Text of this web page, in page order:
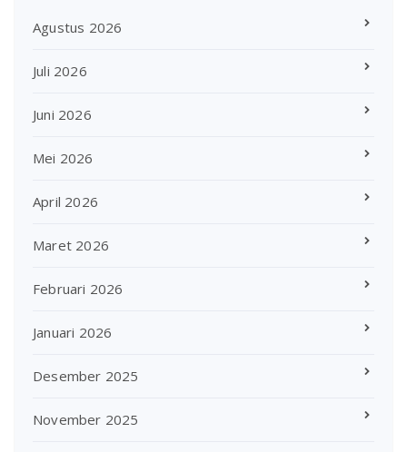
Agustus 2026
Juli 2026
Juni 2026
Mei 2026
April 2026
Maret 2026
Februari 2026
Januari 2026
Desember 2025
November 2025